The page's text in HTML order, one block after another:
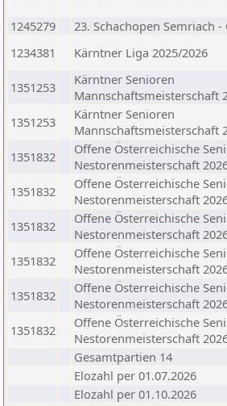
1245279 23. Schachopen Semriach -
1234381
Kärntner Liga 2025/2026
1351253
Kärntner Senioren
Mannschaftsmeisterschaft
1351253
Kärntner Senioren
Mannschaftsmeisterschaft
1351832
Offene Österreichische
Nestorenmeisterschaft
1351832
Offene Österreichische
Nestorenmeisterschaft
1351832
Offene Österreichische
Nestorenmeisterschaft
1351832
Offene Österreichische
Nestorenmeisterschaft
1351832
Offene Österreichische
Nestorenmeisterschaft
1351832
Offene Österreichische
Nestorenmeisterschaft
Gesamtpartien 14
Elozahl per 01.07.2026
Elozahl per 01.10.2026